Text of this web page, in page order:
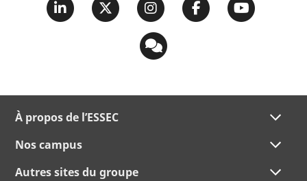
À propos de l’ESSEC
Nos campus
Autres sites du groupe